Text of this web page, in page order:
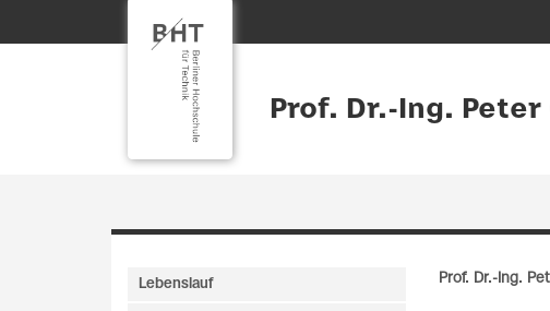
Prof. Dr.-Ing. Peter
Prof. Dr.-Ing.
Lebenslauf